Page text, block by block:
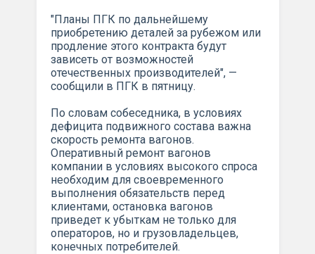
"Планы ПГК по дальнейшему
приобретению деталей за рубежом или
продление этого контракта будут
зависеть от возможностей
отечественных производителей", —
сообщили в ПГК в пятницу.
По словам собеседника, в условиях
дефицита подвижного состава важна
скорость ремонта вагонов.
Оперативный ремонт вагонов
компании в условиях высокого спроса
необходим для своевременного
выполнения обязательств перед
клиентами, остановка вагонов
приведет к убыткам не только для
операторов, но и грузовладельцев,
конечных потребителей.